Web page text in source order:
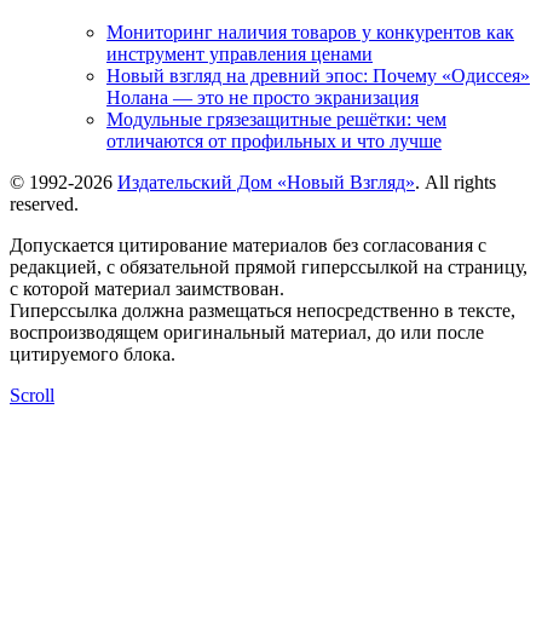
Мониторинг наличия товаров у конкурентов как
инструмент управления ценами
Новый взгляд на древний эпос: Почему «Одиссея»
Нолана — это не просто экранизация
Модульные грязезащитные решётки: чем
отличаются от профильных и что лучше
© 1992-2026 Издательский Дом «Новый Взгляд». All rights
reserved.
Допускается цитирование материалов без согласования с
редакцией, с обязательной прямой гиперссылкой на страницу,
с которой материал заимствован.
Гиперссылка должна размещаться непосредственно в тексте,
воспроизводящем оригинальный материал, до или после
цитируемого блока.
Scroll